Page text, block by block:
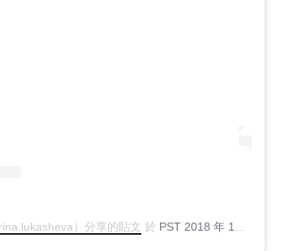
）分享的貼文 於 PST 2018 年 12月 月 20 日 上午 8:41